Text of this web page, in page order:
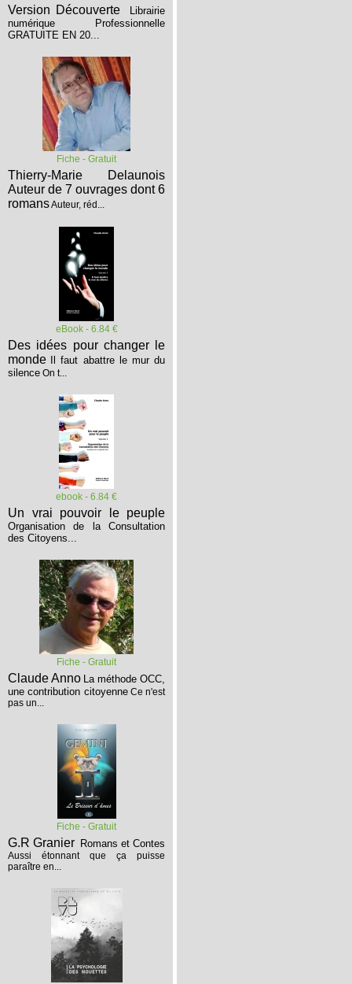
Version Découverte
Librairie
numérique Professionnelle
GRATUITE EN 20...
Fiche - Gratuit
Thierry-Marie Delaunois
Auteur de 7 ouvrages dont 6
romansAuteur, réd...
eBook - 6.84 €
Des idées pour changer le
monde
Il faut abattre le mur du
silence On t...
ebook - 6.84 €
Un vrai pouvoir le peuple
Organisation de la Consultation
des Citoyens...
Fiche - Gratuit
Claude Anno La méthode OCC,
une contribution citoyenne Ce n'est
pas un...
Fiche - Gratuit
G.R Granier Romans et Contes
Aussi étonnant que ça puisse
paraître en...